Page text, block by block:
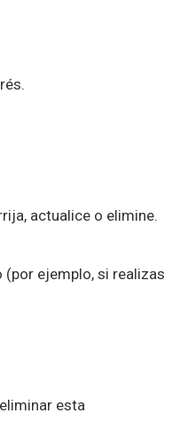
actualice o elimine.
ejemplo, si realizas
esta